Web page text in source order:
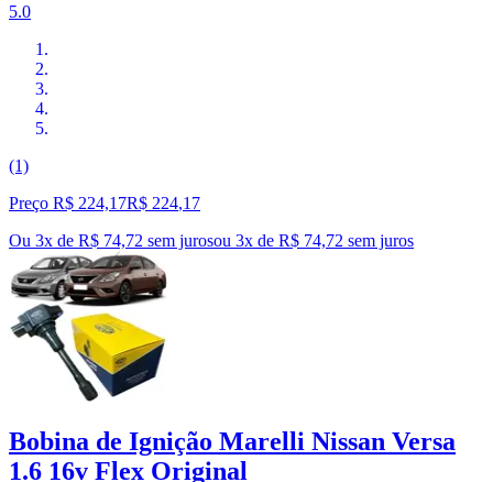
5.0
(1)
Preço R$ 224,17R$ 224,17
Ou 3x de R$ 74,72 sem jurosou 3x de R$ 74,72 sem juros
Bobina de Ignição Marelli Nissan Versa
1.6 16v Flex Original